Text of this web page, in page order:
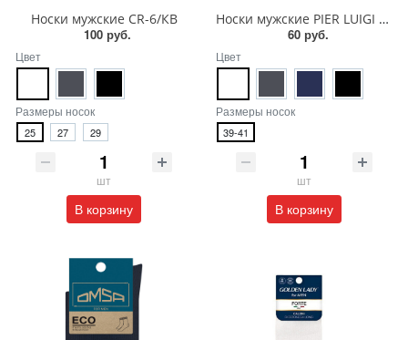
Носки мужские СR-6/КВ
100 руб.
Цвет
Размеры носок
25 27 29
шт
В корзину
Носки мужские PIER LUIGI NEW MK-7499/414260
60 руб.
Цвет
Размеры носок
39-41
шт
В корзину